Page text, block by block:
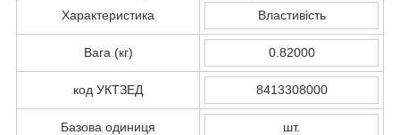
Характеристика Властивість
Вага (кг) 0.82000
код УКТЗЕД 8413308000
Базова одиниця шт.